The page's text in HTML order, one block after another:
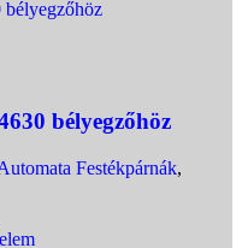
bélyegzőhöz
Festékpárnák,